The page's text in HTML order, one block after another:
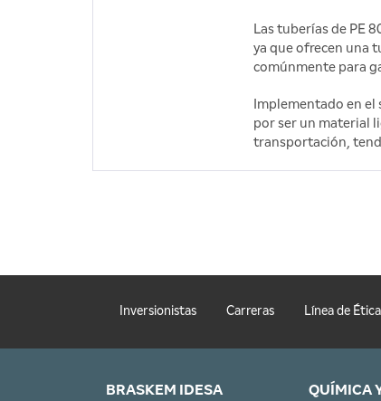
Las tuberías de PE
ya que ofrecen una
comúnmente para
Implementado en
por ser un material
transportación,
Inversionistas Carreras Línea de Ética
BRASKEM IDESA QUÍMICA